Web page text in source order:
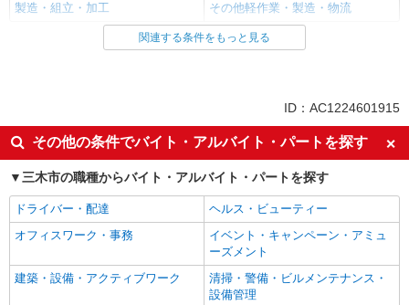
製造・組立・加工 その他軽作業・製造・物流
同じ雇用形態から西神中央駅の求人を探す
入社日応相談
即日勤務OK
職場見学OKまたは説明会あり
未経験歓迎
経験者・有資格者歓迎
新卒・第二新卒歓迎
主婦・主夫歓迎
フリーター歓迎
学歴不問
ブランクOK
ミドル（40代～）活躍中
エルダー（50代～）活躍中
昇給あり
関連する条件をもっと見る
ID：AC1224601915
その他の条件でバイト・アルバイト・パートを探す
三木市の職種からバイト・アルバイト・パートを探す
ドライバー・配達
ヘルス・ビューティー
オフィスワーク・事務
イベント・キャンペーン・アミュ
ーズメント
建築・設備・アクティブワーク
清掃・警備・ビルメンテナンス・
設備管理